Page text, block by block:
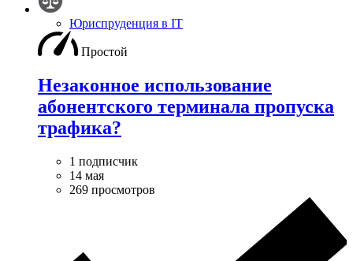
Юриспруденция в IT
Простой
Незаконное использование
абонентского терминала пропуска
трафика?
1 подписчик
14 мая
269 просмотров